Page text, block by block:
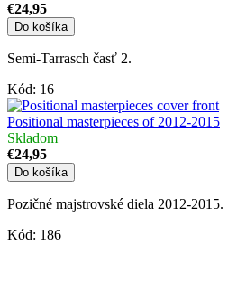
€24,95
Do košíka
Semi-Tarrasch časť 2.
Kód: 16
Positional masterpieces of 2012-2015
Skladom
€24,95
Do košíka
Pozičné majstrovské diela 2012-2015.
Kód: 186